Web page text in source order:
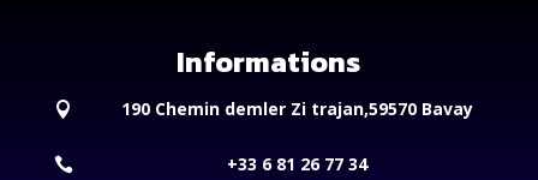
Informations
 190 Chemin demler Zi trajan,59570 Bavay

+33 6 81 26 77 34